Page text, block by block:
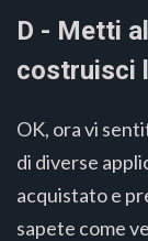
D - Metti
costruisci
OK, ora vi
di diverse
acquistato e
sapete come